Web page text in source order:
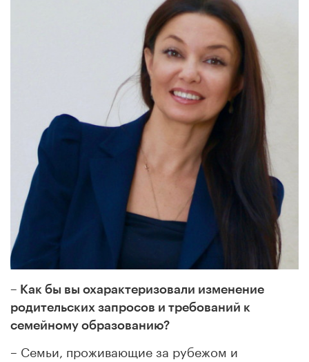
– Как бы вы охарактеризовали изменение
родительских запросов и требований к
семейному образованию?
– Семьи, проживающие за рубежом и